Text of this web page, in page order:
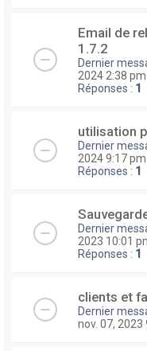
Email de
1.7.2
Dernier
2024 2:38 pm
Réponses : 1
utilisation
Dernier
2024 9:17 pm
Réponses : 1
Dernier
2023 10:01
Réponses : 1
clients et
Dernier
nov. 07, 2023